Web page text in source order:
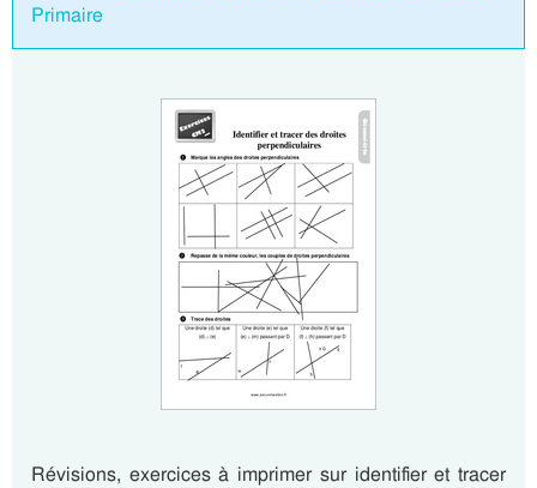
Primaire
Révisions, exercices à imprimer sur identifier et tracer